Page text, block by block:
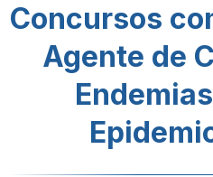
Concursos
Agente de